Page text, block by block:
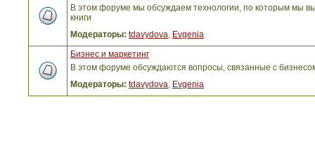
В этом форуме мы обсуждаем технологии, по которым мы
книги
Модераторы: tdavydova, Evgenia
Бизнес и маркетинг
В этом форуме обсуждаются вопросы, связанные с
Модераторы: tdavydova, Evgenia